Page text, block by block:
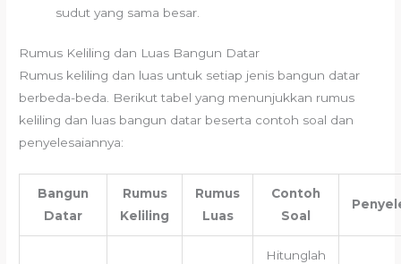
sudut yang sama besar.
Rumus Keliling dan Luas Bangun Datar
Rumus keliling dan luas untuk setiap jenis bangun datar
berbeda-beda. Berikut tabel yang menunjukkan rumus
keliling dan luas bangun datar beserta contoh soal dan
penyelesaiannya:
Bangun
Datar
Rumus
Keliling
Rumus
Luas
Contoh
Soal
Hitunglah